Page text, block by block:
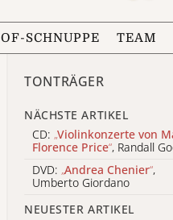
OF-SCHNUPPE TEAM
TONTRÄGER
NÄCHSTE ARTIKEL
CD: „Violinkonzerte von
Florence Price“, Randall
DVD: „Andrea Chenier“,
Umberto Giordano
NEUESTER ARTIKEL